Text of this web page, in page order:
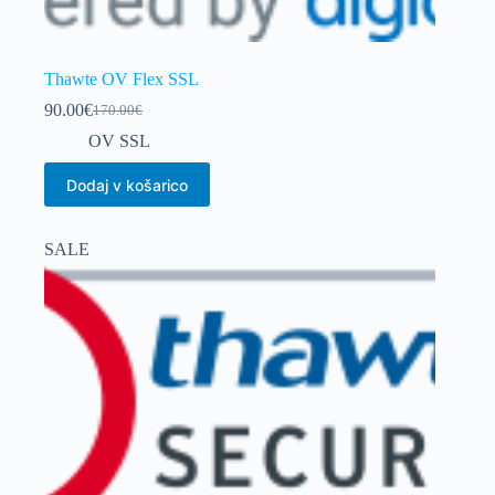
Thawte OV Flex SSL
170.00€
Izvirna
cena
je
bila:
170.00€.
90.00€Trenutna
cena
je:
90.00€.
OV SSL
Dodaj v košarico
SALE